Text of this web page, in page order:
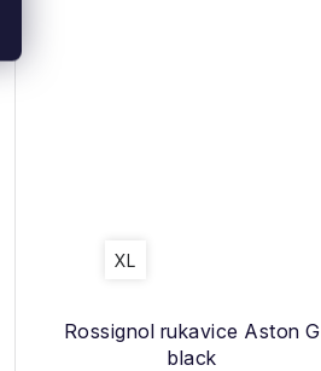
Rossignol rukavice Aston G
black
XL